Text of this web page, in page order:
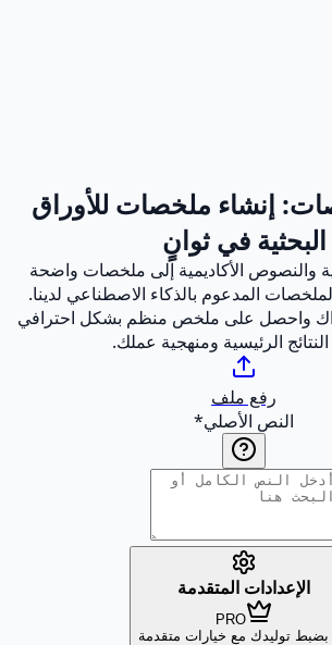
إنشاء ملخصات للأوراق
البحثية في ثوانٍ
والنصوص الأكاديمية إلى ملخصات واضحة
المدعوم بالذكاء الاصطناعي لدينا.
واحصل على ملخص منظم بشكل احترافي
الرئيسية ومنهجية عملك.
رفع ملف
النص الأصلي*
الإعدادات المتقدمة
PRO
توليدك مع خيارات متقدمة